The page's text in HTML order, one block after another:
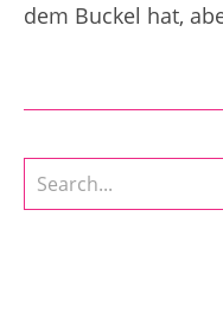
dem Buckel hat,